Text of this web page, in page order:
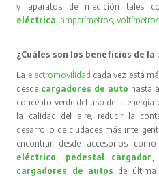
y aparatos de medición tales
eléctrica, amperímetros,
¿Cuáles son los beneficios de la
La electromovilidad cada vez está
desde cargadores de auto hasta
concepto verde del uso de la
la calidad del aire, reducir la
desarrollo de ciudades más
encontrar desde accesorios como
eléctrico, pedestal cargador,
cargadores de autos de última